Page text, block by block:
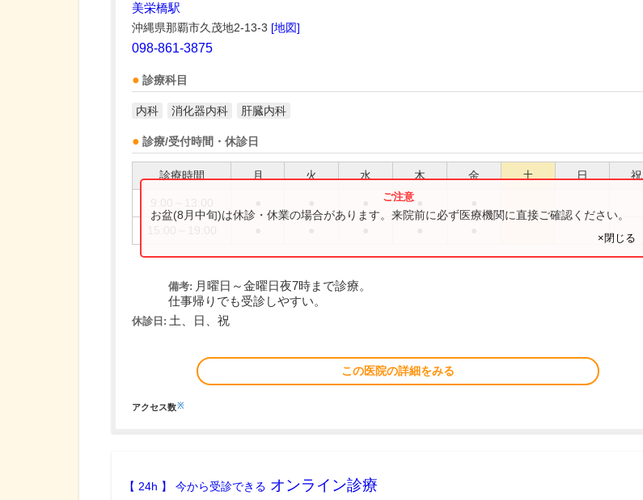
美栄橋駅
沖縄県那覇市久茂地2-13-3 [地図]
098-861-3875
診療科目
内科 消化器内科 肝臓内科
診療/受付時間・休診日
診療時間 月 火 水 木 金 土 日 祝
お盆(8月中旬)は休診・休業の場合があります。来院前に必ず医療機関に直接ご確認ください。
×閉じる
備考: 月曜日～金曜日夜7時まで診療。
仕事帰りでも受診しやすい。
休診日: 土、日、祝
この医院の詳細をみる
アクセス数※
【 24h 】 今から受診できる オンライン診療